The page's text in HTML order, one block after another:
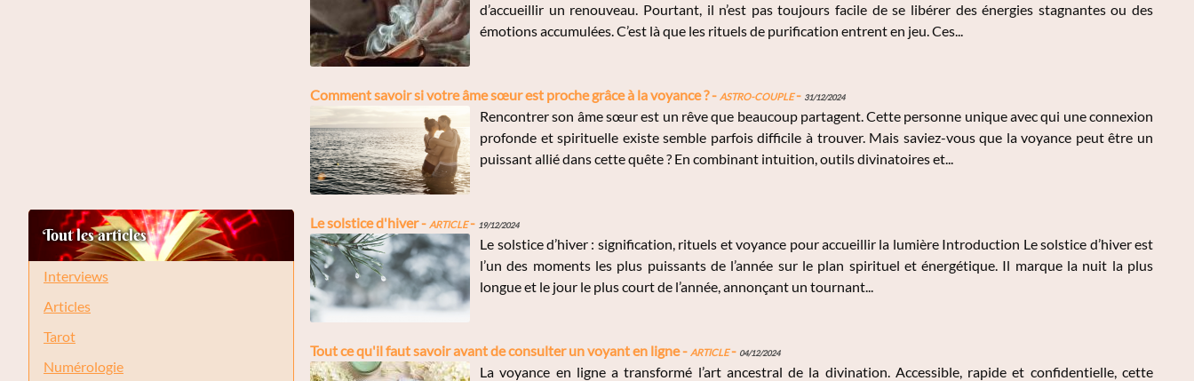
Tout les articles
Interviews
Articles
Tarot
Numérologie
d’accueillir un renouveau. Pourtant, il n’est pas toujours facile de se libérer des énergies stagnantes ou des
émotions accumulées. C’est là que les rituels de purification entrent en jeu. Ces...
Comment savoir si votre âme sœur est proche grâce à la voyance ? -Astro-Couple- 31/12/2024
Rencontrer son âme sœur est un rêve que beaucoup partagent. Cette personne unique avec qui une connexion
profonde et spirituelle existe semble parfois difficile à trouver. Mais saviez-vous que la voyance peut être un
puissant allié dans cette quête ? En combinant intuition, outils divinatoires et...
Le solstice d'hiver -Article- 19/12/2024
Le solstice d’hiver : signification, rituels et voyance pour accueillir la lumière Introduction Le solstice d’hiver est
l’un des moments les plus puissants de l’année sur le plan spirituel et énergétique. Il marque la nuit la plus
longue et le jour le plus court de l’année, annonçant un tournant...
Tout ce qu'il faut savoir avant de consulter un voyant en ligne -Article- 04/12/2024
La voyance en ligne a transformé l’art ancestral de la divination. Accessible, rapide et confidentielle, cette